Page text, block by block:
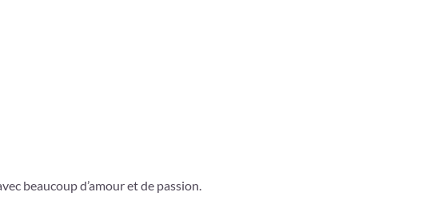
beaucoup d’amour et de passion.